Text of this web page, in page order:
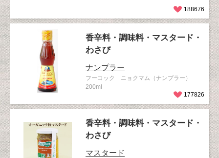
188676
香辛料・調味料・マスタード・
わさび
ナンプラー
フーコック ニョクマム（ナンプラー）
200ml
177826
香辛料・調味料・マスタード・
わさび
マスタード